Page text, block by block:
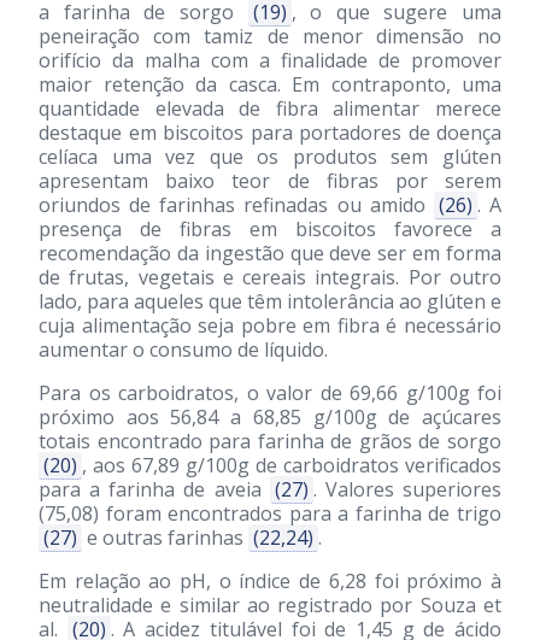
a farinha de sorgo
(19) , o que sugere uma
peneiração com tamiz de menor dimensão no
orifício da malha com a finalidade de promover
maior retenção da casca. Em contraponto, uma
quantidade elevada de fibra alimentar merece
destaque em biscoitos para portadores de doença
celíaca uma vez que os produtos sem glúten
apresentam baixo teor de fibras por serem
oriundos de farinhas refinadas ou amido (26) . A
presença de fibras em biscoitos favorece a
recomendação da ingestão que deve ser em forma
de frutas, vegetais e cereais integrais. Por outro
lado, para aqueles que têm intolerância ao glúten e
cuja alimentação seja pobre em fibra é necessário
aumentar o consumo de líquido.
Para os carboidratos, o valor de 69,66 g/100g foi
próximo aos 56,84 a 68,85 g/100g de açúcares
totais encontrado para farinha de grãos de sorgo
(20) , aos 67,89 g/100g de carboidratos verificados
para a farinha de aveia (27) . Valores superiores
(75,08) foram encontrados para a farinha de trigo
(27) e outras farinhas (22,24) .
Em relação ao pH, o índice de 6,28 foi próximo à
neutralidade e similar ao registrado por Souza et
al. (20) . A acidez titulável foi de 1,45 g de ácido